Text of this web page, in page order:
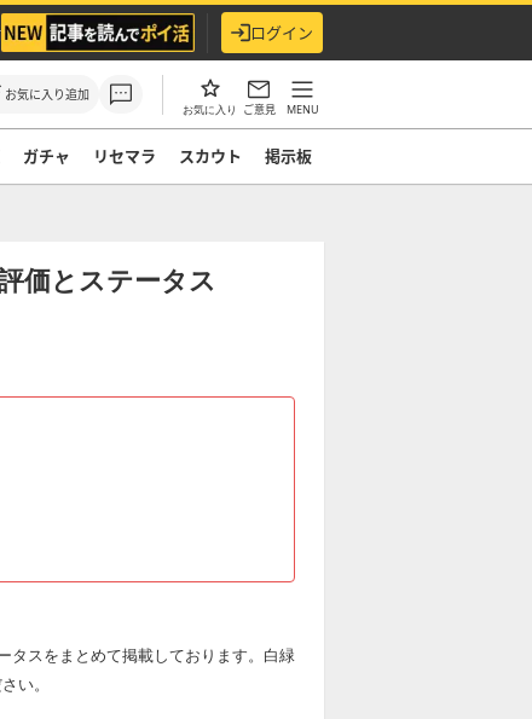
ログイン
お気に入り追加
お気に入り ご意見 MENU
ガチャ リセマラ スカウト 掲示板
価とステータス
タスをまとめて掲載しております。白緑
い。